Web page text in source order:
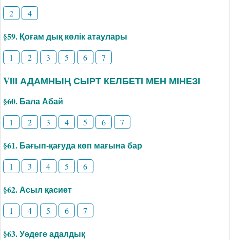
2 4
§59. Қоғам дық көлік атаулары
1 2 3 5 6 7
VІІІ АДАМНЫҢ СЫРТ КЕЛБЕТІ МЕН МІНЕЗІ
§60. Бала Абай
1 2 3 4 5 6 7
§61. Бағып-қағуда көп мағына бар
1 3 4 5 6
§62. Асыл қасиет
1 4 5 6 7
§63. Уәдеге адалдық